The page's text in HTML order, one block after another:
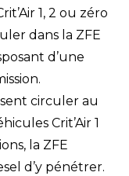
1, 2 ou zéro
dans la ZFE
d’une
circuler au
Crit’Air 1
la ZFE
d’y pénétrer.